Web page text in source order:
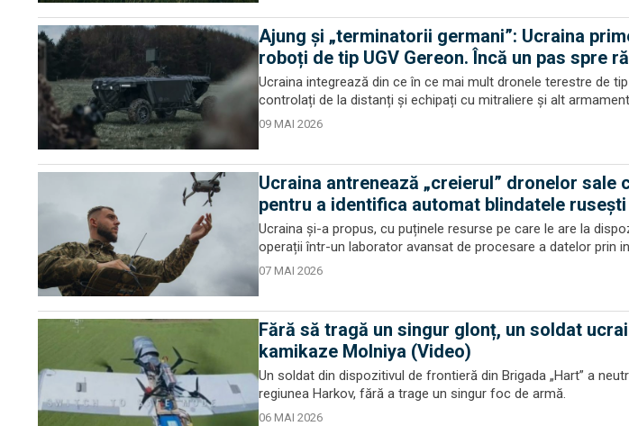
Ajung și „terminatorii germani”: Ucraina
roboți de tip UGV Gereon. Încă un pas spre
Ucraina integrează din ce în ce mai mult dronele terestre de
controlați de la distanți și echipați cu mitraliere și alt
09 MAI 2026
Ucraina antrenează „creierul” dronelor sale
pentru a identifica automat blindatele ruseşti
Ucraina și-a propus, cu puținele resurse pe care le are la
operații într-un laborator avansat de procesare a datelor prin
07 MAI 2026
Fără să tragă un singur glonț, un soldat
kamikaze Molniya (Video)
Un soldat din dispozitivul de frontieră din Brigada „Hart” a
regiunea Harkov, fără a trage un singur foc de armă.
06 MAI 2026